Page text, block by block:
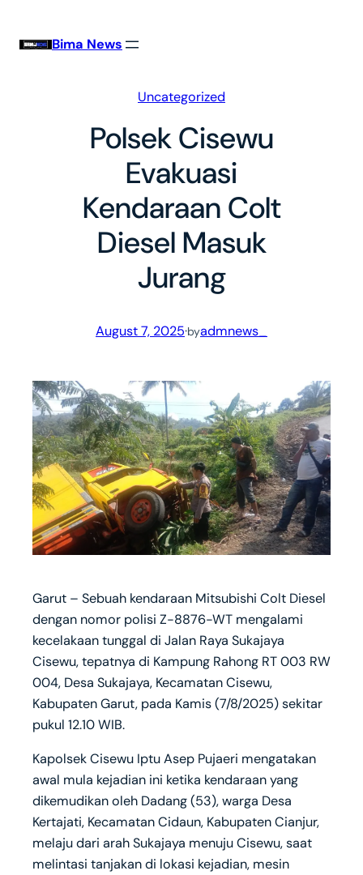
Bima News
Uncategorized
Polsek Cisewu
Evakuasi
Kendaraan Colt
Diesel Masuk
Jurang
August 7, 2025·byadmnews_
Garut – Sebuah kendaraan Mitsubishi Colt Diesel
dengan nomor polisi Z-8876-WT mengalami
kecelakaan tunggal di Jalan Raya Sukajaya
Cisewu, tepatnya di Kampung Rahong RT 003 RW
004, Desa Sukajaya, Kecamatan Cisewu,
Kabupaten Garut, pada Kamis (7/8/2025) sekitar
pukul 12.10 WIB.
Kapolsek Cisewu Iptu Asep Pujaeri mengatakan
awal mula kejadian ini ketika kendaraan yang
dikemudikan oleh Dadang (53), warga Desa
Kertajati, Kecamatan Cidaun, Kabupaten Cianjur,
melaju dari arah Sukajaya menuju Cisewu, saat
melintasi tanjakan di lokasi kejadian, mesin